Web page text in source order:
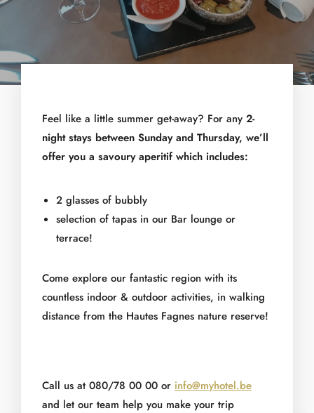
Feel like a little summer get-away? For any 2-
night stays between Sunday and Thursday, we’ll
offer you a savoury aperitif which includes:
2 glasses of bubbly
selection of tapas in our Bar lounge or
terrace!
Come explore our fantastic region with its
countless indoor & outdoor activities, in walking
distance from the Hautes Fagnes nature reserve!
Call us at 080/78 00 00 or info@myhotel.be
and let our team help you make your trip